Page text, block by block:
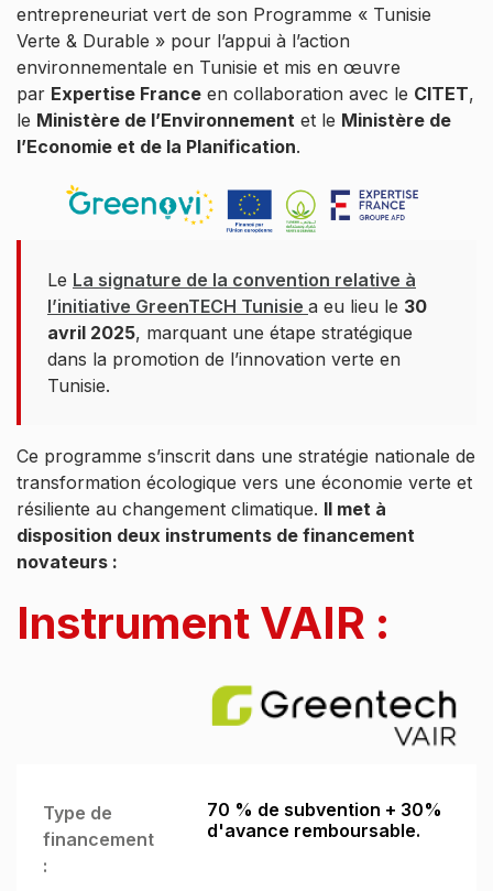
entrepreneuriat vert de son Programme « Tunisie
Verte & Durable » pour l’appui à l’action
environnementale en Tunisie et mis en œuvre
par Expertise France en collaboration avec le CITET,
le Ministère de l’Environnement et le Ministère de
l’Economie et de la Planification.
Le La signature de la convention relative à
l’initiative GreenTECH Tunisie a eu lieu le 30
avril 2025, marquant une étape stratégique
dans la promotion de l’innovation verte en
Tunisie.
Ce programme s’inscrit dans une stratégie nationale de
transformation écologique vers une économie verte et
résiliente au changement climatique. Il met à
disposition deux instruments de financement
novateurs :
Instrument VAIR :
Type de
financement
:
70 % de subvention + 30%
d'avance remboursable.